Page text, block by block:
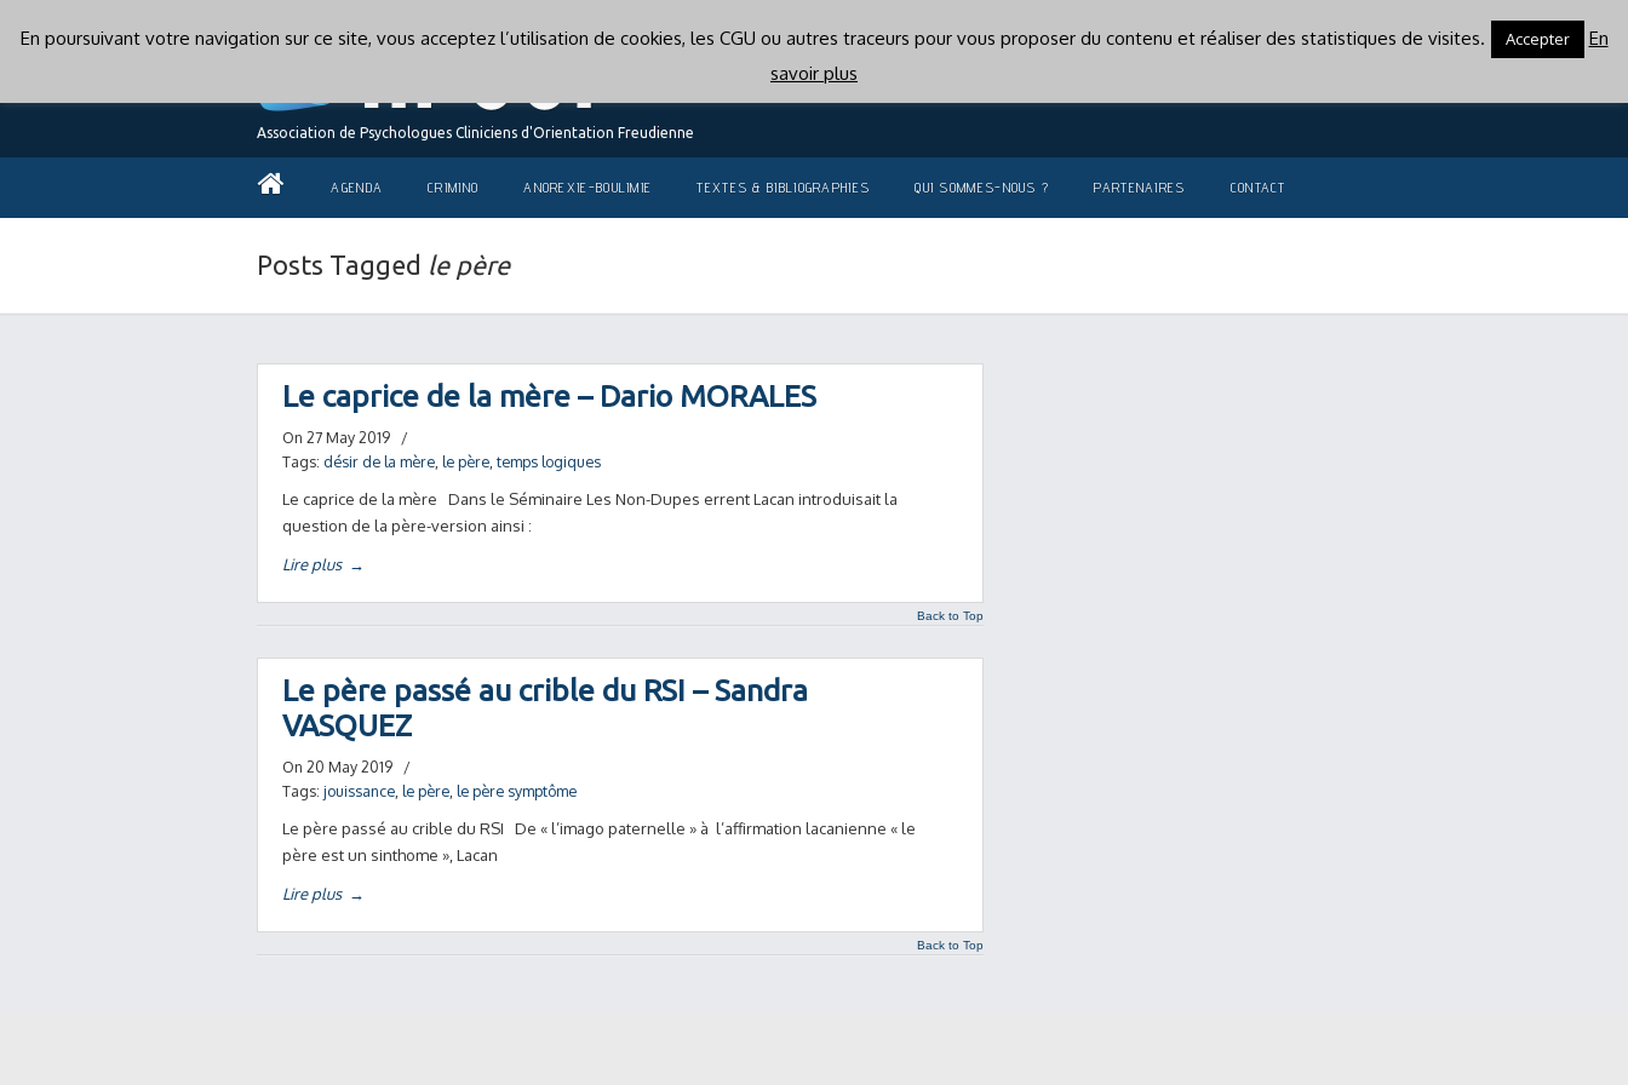
Association de Psychologues Cliniciens d'Orientation Freudienne
AGENDA CRIMINO ANOREXIE-BOULIMIE TEXTES & BIBLIOGRAPHIES QUI SOMMES-NOUS ? PARTENAIRES CONTACT
Posts Tagged le père
Le caprice de la mère – Dario MORALES
On 27 May 2019
/
Tags: désir de la mère le père temps logiques
Le caprice de la mère Dans le Séminaire Les Non-Dupes errent Lacan introduisait la
question de la père-version ainsi :
Lire plus →
Back to Top
Le père passé au crible du RSI – Sandra
VASQUEZ
On 20 May 2019
/
Tags: jouissance le père le père symptôme
Le père passé au crible du RSI De « l’imago paternelle » à l’affirmation lacanienne « le
père est un sinthome », Lacan
Lire plus →
Back to Top
En poursuivant votre navigation sur ce site, vous acceptez l’utilisation de cookies, les CGU ou autres traceurs pour vous proposer du contenu et réaliser des statistiques de visites. Accepter
En
savoir plus